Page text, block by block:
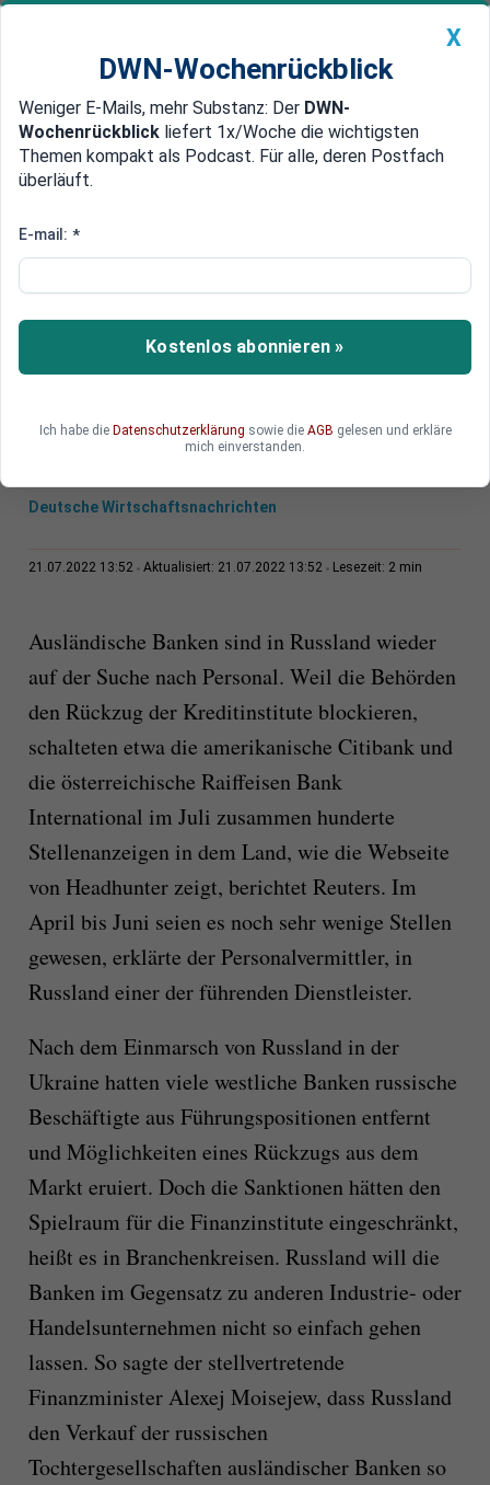
Newsticker MEIN DWN: Geldanlage Premium
Edelmetalle DWN-Magazin China
Rückzug vom Rückzug:
Personal in Russland
Ausländische Banken schalten Stellenanzeigen
in Russland. Offenbar gestaltet sich der Rückzug
Deutsche Wirtschaftsnachrichten
21.07.2022 13:52 Aktualisiert: 21.07.2022 13:52 Lesezeit: 2 min
Ausländische Banken sind in Russland wieder
auf der Suche nach Personal. Weil die Behörden
den Rückzug der Kreditinstitute blockieren,
schalteten etwa die amerikanische Citibank und
die österreichische Raiffeisen Bank
International im Juli zusammen hunderte
Stellenanzeigen in dem Land, wie die Webseite
von Headhunter zeigt, berichtet Reuters. Im
April bis Juni seien es noch sehr wenige Stellen
gewesen, erklärte der Personalvermittler, in
Russland einer der führenden Dienstleister.
Nach dem Einmarsch von Russland in der
Ukraine hatten viele westliche Banken russische
Beschäftigte aus Führungspositionen entfernt
und Möglichkeiten eines Rückzugs aus dem
Markt eruiert. Doch die Sanktionen hätten den
Spielraum für die Finanzinstitute eingeschränkt,
heißt es in Branchenkreisen. Russland will die
Banken im Gegensatz zu anderen Industrie- oder
Handelsunternehmen nicht so einfach gehen
lassen. So sagte der stellvertretende
Finanzminister Alexej Moisejew, dass Russland
den Verkauf der russischen
Tochtergesellschaften ausländischer Banken so
X
DWN-Wochenrückblick
Weniger E-Mails, mehr Substanz: Der DWN-
Wochenrückblick liefert 1x/Woche die wichtigsten
Themen kompakt als Podcast. Für alle, deren Postfach
überläuft.
E-mail: *
Kostenlos abonnieren »
Ich habe die Datenschutzerklärung sowie die AGB gelesen und erkläre
mich einverstanden.